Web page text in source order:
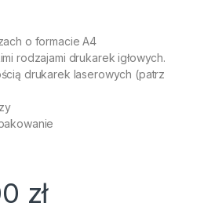
o formacie A4
rodzajami drukarek igłowych.
drukarek laserowych (patrz
zł